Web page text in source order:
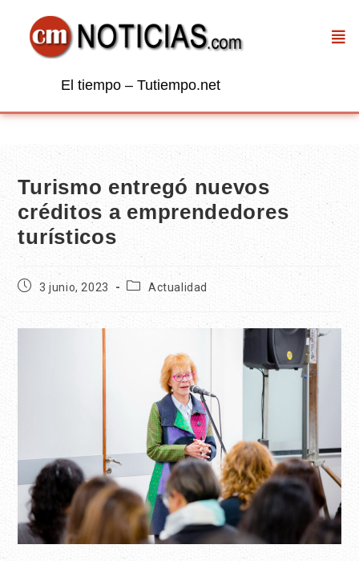
El tiempo – Tutiempo.net
Turismo entregó nuevos
créditos a emprendedores
turísticos
3 junio, 2023 Actualidad